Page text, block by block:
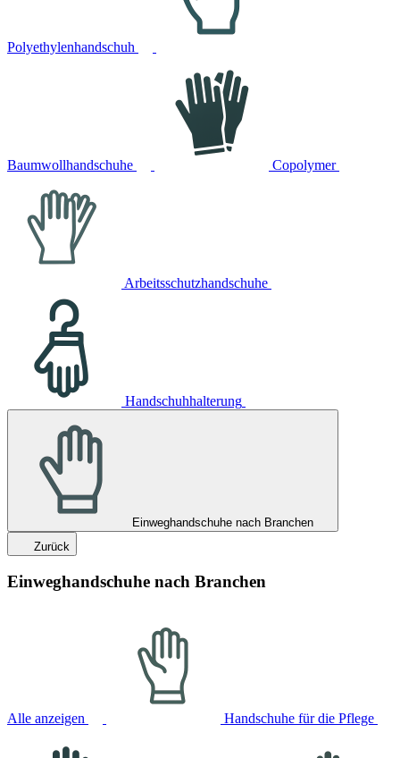
Polyethylenhandschuh
Baumwollhandschuhe Copolymer
Arbeitsschutzhandschuhe
Handschuhhalterung
Einweghandschuhe nach Branchen
Zurück
Einweghandschuhe nach Branchen
Alle anzeigen Handschuhe für die Pflege